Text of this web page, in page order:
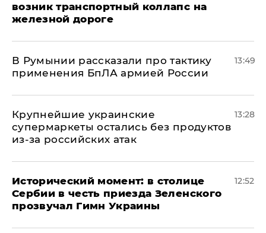
возник транспортный коллапс на
железной дороге
В Румынии рассказали про тактику
применения БпЛА армией России
13:49
Крупнейшие украинские
супермаркеты остались без продуктов
из-за российских атак
13:28
Исторический момент: в столице
Сербии в честь приезда Зеленского
прозвучал Гимн Украины
12:52